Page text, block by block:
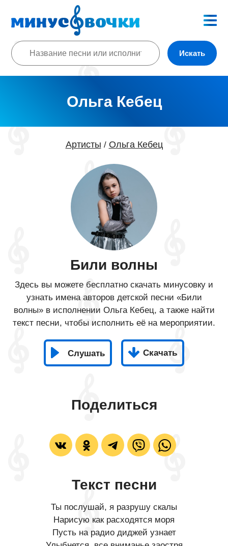
Искать
Ольга Кебец
Артисты / Ольга Кебец
Били волны
Здесь вы можете бесплатно скачать минусовку и
узнать имена авторов детской песни «Били
волны» в исполнении Ольга Кебец, а также найти
текст песни, чтобы исполнить её на мероприятии.
Слушать Скачать
Поделиться
Текст песни
Ты послушай, я разрушу скалы
Нарисую как расходятся моря
Пусть на радио диджей узнает